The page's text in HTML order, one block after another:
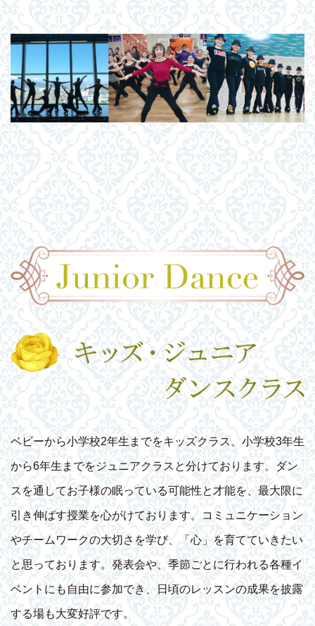
ベビーから小学校2年生までをキッズクラス、小学校3年生
から6年生までをジュニアクラスと分けております。ダン
スを通してお子様の眠っている可能性と才能を、最大限に
引き伸ばす授業を心がけております。コミュニケーション
やチームワークの大切さを学び、「心」を育てていきたい
と思っております。発表会や、季節ごとに行われる各種イ
ベントにも自由に参加でき、日頃のレッスンの成果を披露
する場も大変好評です。